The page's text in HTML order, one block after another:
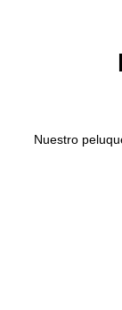
Nuestro